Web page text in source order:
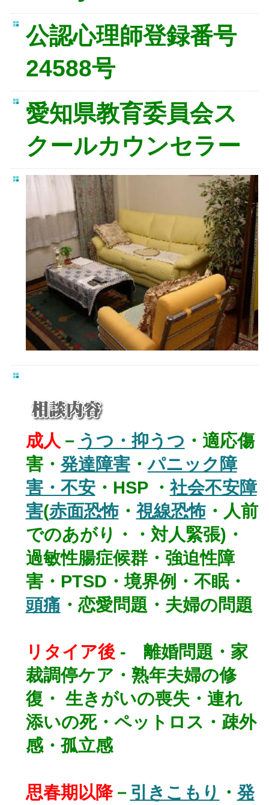
公認心理師登録番号
24588号
愛知県教育委員会ス
クールカウンセラー
成人 － うつ・抑うつ ・適応傷
害・ 発達障害・パニック障
害・不安・HSP ・社会不安障
害(赤面恐怖・ 視線恐怖・人前
でのあがり・・対人緊張)・
過敏性腸症候群・強迫性障
害・PTSD・境界例・不眠・
頭痛 ・恋愛問題・夫婦の問題
リタイア後 - 離婚問題・家
裁調停ケア・熟年夫婦の修
復・ 生きがいの喪失・連れ
添いの死・ペットロス・疎外
感・孤立感
思春期以降－ 引きこもり ・ 発